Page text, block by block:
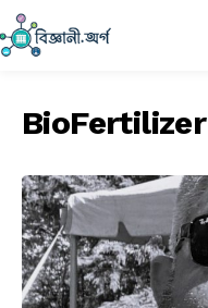
BioFertilizer